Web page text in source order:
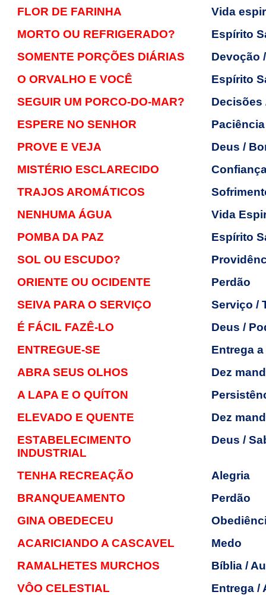
FLOR DE FARINHA
Vida
MORTO OU REFRIGERADO?
Espírito
SOMENTE PORÇÕES DIÁRIAS
Devoção
O ORVALHO E VOCÊ
Espírito
SEGUIR UM PORCO-DO-MAR?
Decisões
ESPERE NO SENHOR
Paciência
PROVE E VEJA
Deus /
MISTÉRIO ESCLARECIDO
TRAJOS AROMÁTICOS
NENHUMA ÁGUA
Vida
POMBA DA PAZ
Espírito
SOL OU ESCUDO?
ORIENTE OU OCIDENTE
Perdão
SEIVA PARA O SERVIÇO
Serviço /
É FÁCIL FAZÊ-LO
Deus /
ENTREGUE-SE
Entrega
ABRA SEUS OLHOS
Dez
A LAPA E O QUÍTON
ELEVADO E QUENTE
Dez
ESTABELECIMENTO
INDUSTRIAL
Deus /
TENHA RECREAÇÃO
Alegria
BRANQUEAMENTO
Perdão
GINA OBEDECEU
ACARICIANDO A CASCAVEL
Medo
RAMALHETES MURCHOS
Bíblia /
VÔO CELESTIAL
Entrega /